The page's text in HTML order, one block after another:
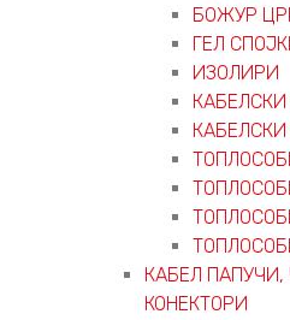
БОЖУР
ГЕЛ
ИЗОЛИРИ
КАБЕЛ
КОНЕКТОРИ